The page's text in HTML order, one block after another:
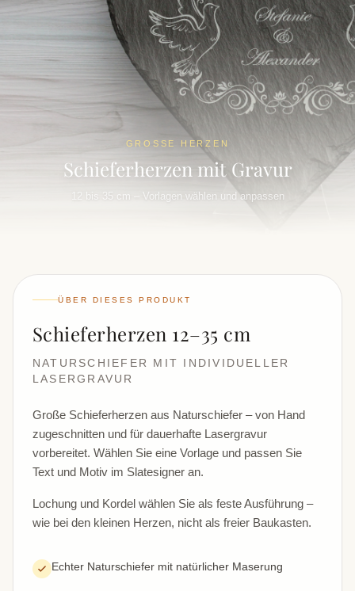
GROSSE HERZEN
Schieferherzen mit Gravur
12 bis 35 cm – Vorlagen wählen und anpassen
ÜBER DIESES PRODUKT
Schieferherzen 12–35 cm
NATURSCHIEFER MIT INDIVIDUELLER
LASERGRAVUR
Große Schieferherzen aus Naturschiefer – von Hand
zugeschnitten und für dauerhafte Lasergravur
vorbereitet. Wählen Sie eine Vorlage und passen Sie
Text und Motiv im Slatesigner an.
Lochung und Kordel wählen Sie als feste Ausführung –
wie bei den kleinen Herzen, nicht als freier Baukasten.
Echter Naturschiefer mit natürlicher Maserung